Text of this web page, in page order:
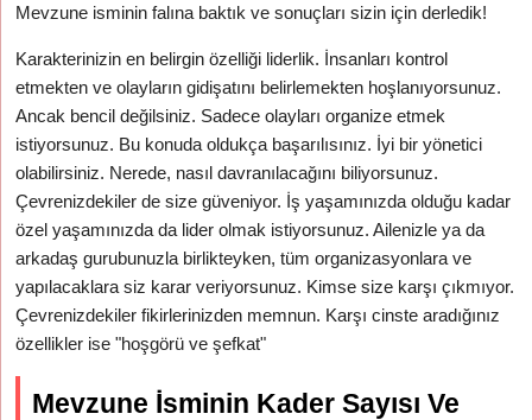
Mevzune isminin falına baktık ve sonuçları sizin için derledik!
Karakterinizin en belirgin özelliği liderlik. İnsanları kontrol
etmekten ve olayların gidişatını belirlemekten hoşlanıyorsunuz.
Ancak bencil değilsiniz. Sadece olayları organize etmek
istiyorsunuz. Bu konuda oldukça başarılısınız. İyi bir yönetici
olabilirsiniz. Nerede, nasıl davranılacağını biliyorsunuz.
Çevrenizdekiler de size güveniyor. İş yaşamınızda olduğu kadar
özel yaşamınızda da lider olmak istiyorsunuz. Ailenizle ya da
arkadaş gurubunuzla birlikteyken, tüm organizasyonlara ve
yapılacaklara siz karar veriyorsunuz. Kimse size karşı çıkmıyor.
Çevrenizdekiler fikirlerinizden memnun. Karşı cinste aradığınız
özellikler ise "hoşgörü ve şefkat"
Mevzune İsminin Kader Sayısı Ve